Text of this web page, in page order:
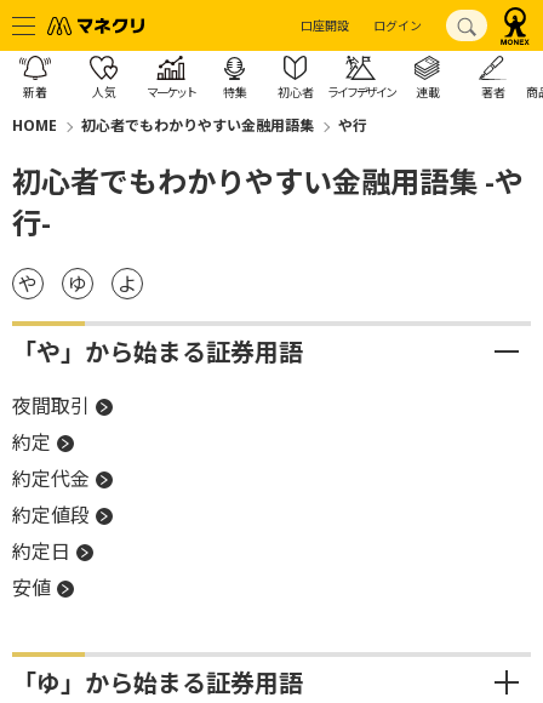
口座開設 ログイン
新着 人気 マーケット 特集 初心者 ライフデザイン 連載 著者 商
HOME 初心者でもわかりやすい金融用語集 や行
初心者でもわかりやすい金融用語集 -や
行-
や ゆ よ
「や」から始まる証券用語
夜間取引
約定
約定代金
約定値段
約定日
安値
「ゆ」から始まる証券用語